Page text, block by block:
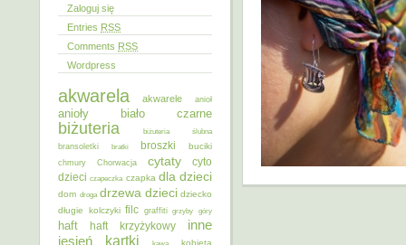
Zaloguj się
Entries RSS
Comments RSS
Wordpress
akwarela akwarele anioł
anioły biało czarne
biżuteria
biżuteria ślubna
bransoletki
bratki broszki buciki
chmury Chorwacja cytaty
cyto
dzieci czapeczka czapka dla dzieci
dom droga drzewa dzieci dziecko
długie kolczyki filc graffiti grzyby góry
haft haft krzyżykowy inne
jesień kartki kobieta